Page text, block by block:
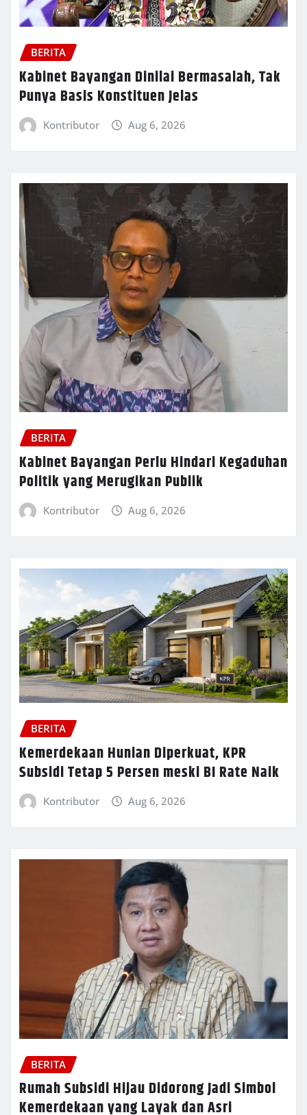
BERITA
Kabinet Bayangan Dinilai Bermasalah, Tak
Punya Basis Konstituen Jelas
Kontributor Aug 6, 2026
BERITA
Kabinet Bayangan Perlu Hindari Kegaduhan
Politik yang Merugikan Publik
Kontributor Aug 6, 2026
BERITA
Kemerdekaan Hunian Diperkuat, KPR
Subsidi Tetap 5 Persen meski BI Rate Naik
Kontributor Aug 6, 2026
BERITA
Rumah Subsidi Hijau Didorong Jadi Simbol
Kemerdekaan yang Layak dan Asri